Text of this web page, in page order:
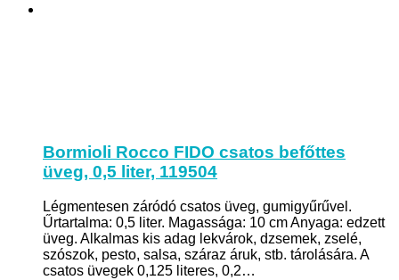
Bormioli Rocco FIDO csatos befőttes
üveg, 0,5 liter, 119504
Légmentesen záródó csatos üveg, gumigyűrűvel.
Űrtartalma: 0,5 liter. Magassága: 10 cm Anyaga: edzett
üveg. Alkalmas kis adag lekvárok, dzsemek, zselé,
szószok, pesto, salsa, száraz áruk, stb. tárolására. A
csatos üvegek 0,125 literes, 0,2…